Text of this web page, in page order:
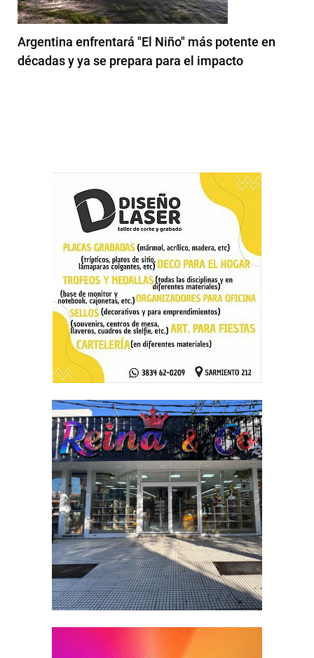
Argentina enfrentará "El Niño" más potente en
décadas y ya se prepara para el impacto